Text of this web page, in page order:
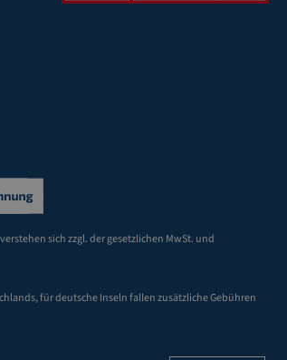
sich zzgl. der gesetzlichen MwSt. und
für deutsche Inseln fallen zusätzliche Gebühren